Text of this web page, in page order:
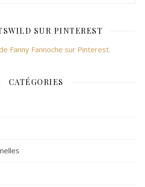
SUR PINTEREST
Fanny Fannoche sur Pinterest.
CATÉGORIES